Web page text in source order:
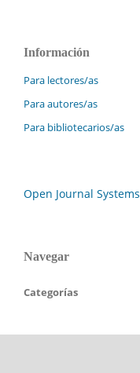
Información
Para lectores/as
Para autores/as
Para bibliotecarios/as
Open Journal Systems
Navegar
Categorías